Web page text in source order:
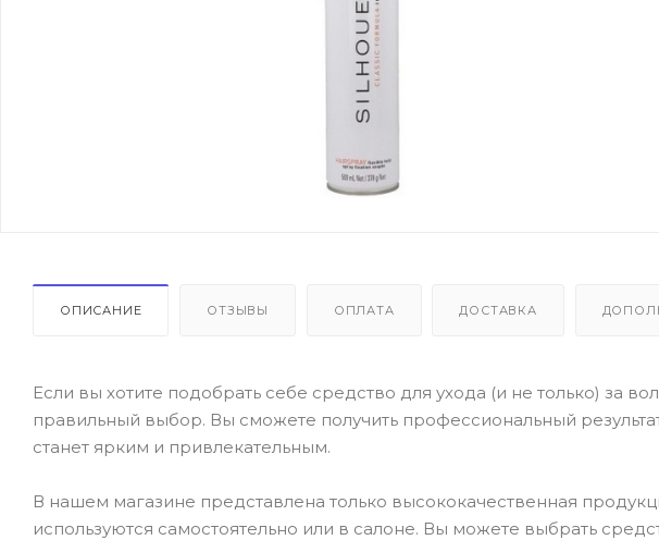
ОПИСАНИЕ ОТЗЫВЫ ОПЛАТА ДОСТАВКА
Если вы хотите подобрать себе средство для ухода (и не только) за
правильный выбор. Вы сможете получить профессиональный
станет ярким и привлекательным.
В нашем магазине представлена только высококачественная
используются самостоятельно или в салоне. Вы можете выбрать